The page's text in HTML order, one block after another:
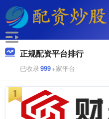
正规配资平台排行
已收录999+家平台